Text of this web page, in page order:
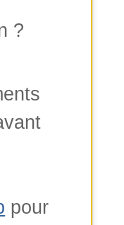
?
pour